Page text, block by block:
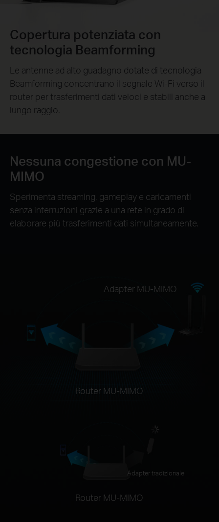
Copertura potenziata con
tecnologia Beamforming
Le antenne ad alto guadagno dotate di tecnologia
Beamforming concentrano il segnale Wi-Fi verso il
router per trasferimenti dati veloci e stabili anche a
lungo raggio.
Nessuna congestione con MU-
MIMO
Sperimenta streaming, gameplay e caricamenti
senza interruzioni grazie a una rete in grado di
elaborare più trasferimenti dati simultaneamente.
Router MU-MIMO
Adapter tradizionale
Router MU-MIMO
Adapter MU-MIMO